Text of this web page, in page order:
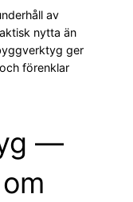
av
nytta än
ger
förenklar
—